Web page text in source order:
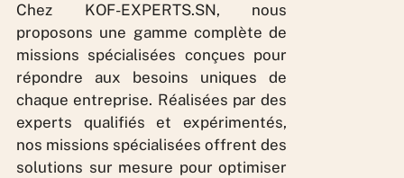
Chez KOF-EXPERTS.SN, nous
proposons une gamme complète de
missions spécialisées conçues pour
répondre aux besoins uniques de
chaque entreprise. Réalisées par des
experts qualifiés et expérimentés,
nos missions spécialisées offrent des
solutions sur mesure pour optimiser